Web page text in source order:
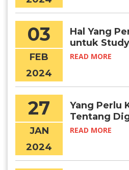
03
FEB
2024
Hal Yang
untuk
READ MORE
27
JAN
2024
Yang Perlu
Tentang
Korea
READ MORE